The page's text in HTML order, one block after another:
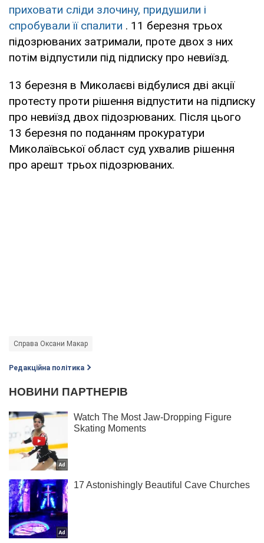
приховати сліди злочину, придушили і
спробували її спалити . 11 березня трьох
підозрюваних затримали, проте двох з них
потім відпустили під підписку про невиїзд.
13 березня в Миколаєві відбулися дві акції
протесту проти рішення відпустити на підписку
про невиїзд двох підозрюваних. Після цього
13 березня по поданням прокуратури
Миколаївської област суд ухвалив рішення
про арешт трьох підозрюваних.
Справа Оксани Макар
Редакційна політика